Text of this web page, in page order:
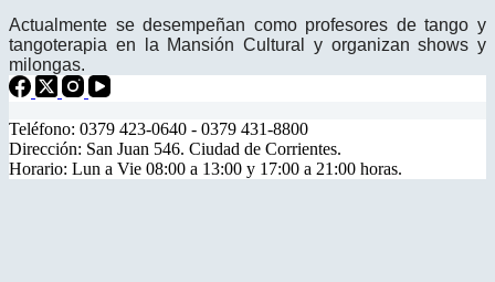
Actualmente se desempeñan como profesores de tango y
tangoterapia en la Mansión Cultural y organizan shows y
milongas.
Teléfono: 0379 423-0640 - 0379 431-8800
Dirección: San Juan 546. Ciudad de Corrientes.
Horario: Lun a Vie 08:00 a 13:00 y 17:00 a 21:00 horas.